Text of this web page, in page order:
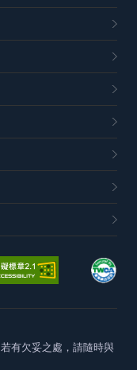
若有欠妥之處，請隨時與